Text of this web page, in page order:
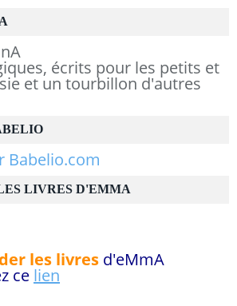
écrits pour les petits et
et un tourbillon d'autres
LIVRES D'EMMA
les livres d'eMmA
ce lien